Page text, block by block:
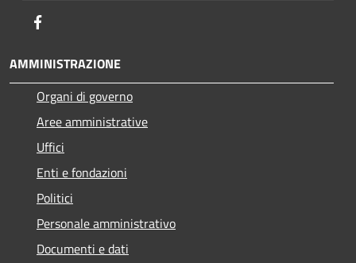
AMMINISTRAZIONE
Organi di governo
Aree amministrative
Uffici
Enti e fondazioni
Politici
Personale amministrativo
Documenti e dati